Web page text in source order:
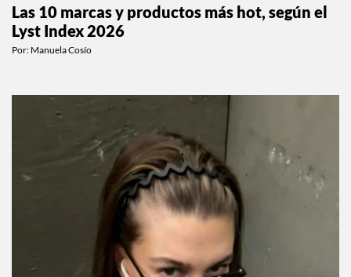
Las 10 marcas y productos más hot, según el
Lyst Index 2026
Por: Manuela Cosío